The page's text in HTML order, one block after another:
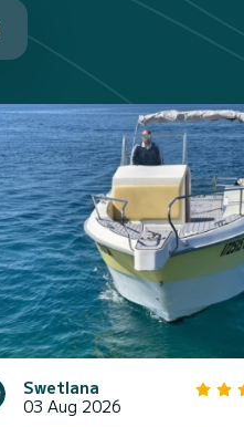
Swetlana
03 Aug 2026